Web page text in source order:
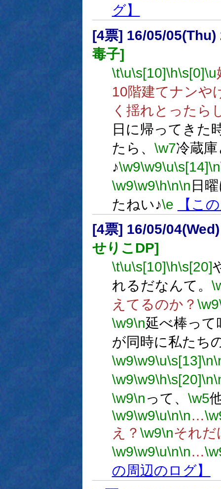
グ】
[4票] 16/05/
毒子]
\t\u\s[10]\h\s[0]\u
10階建てナンや
く揺れとったら
日に帰ってきた
たら、 \w7冷蔵
♪\w9\w9\u\s[14]\n
\w9\w9\h\n\n 日
たねい♪\e
【こ
[4票] 16/05/
せりこDP]
\t\u\s[10]\h\s[20]
れるだなんて。
えてるのか？ \w9
\w9\n延べ棒って
が同時に私たち
\w9\w9\u\s[13]\n
\w9\w9\h\s[20]\n
\w9\nって、 \w5
\w9\w9\u\n\n…
え？ \w9\nそれだ
\w9\w9\u\n\n…
の周辺のログ】